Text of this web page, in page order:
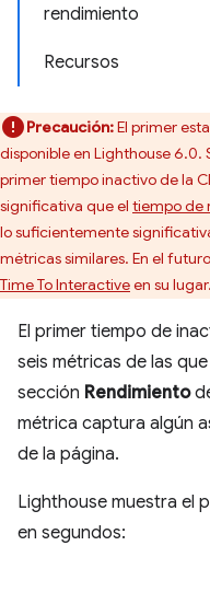
rendimiento
Recursos
Precaución:El primer
disponible en Lighthouse 6.0.
primer tiempo inactivo de la
significativa que el tiempo de
lo suficientemente
métricas similares. En el
Time To Interactiveen su lugar.
El primer tiempo de
seis métricas de las
sección Rendimiento
métrica captura algún
de la página.
Lighthouse muestra el
en segundos: